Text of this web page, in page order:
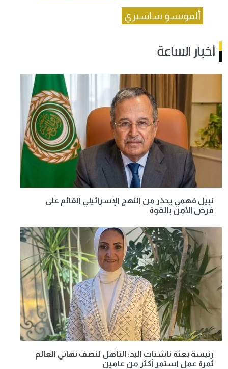
ألفونسو ساستري
أخبار الساعة
نبيل فهمي يحذر من النهج الإسرائيلي القائم على
فرض الأمن بالقوة
رئيسة بعثة ناشئات اليد: التأهل لنصف نهائي العالم
ثمرة عمل استمر أكثر من عامين